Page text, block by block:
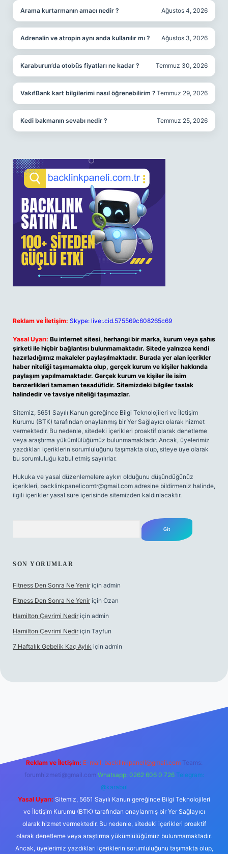
Arama kurtarmanın amacı nedir ? Ağustos 4, 2026
Adrenalin ve atropin aynı anda kullanılır mı ? Ağustos 3, 2026
Karaburun’da otobüs fiyatları ne kadar ? Temmuz 30, 2026
VakıfBank kart bilgilerimi nasıl öğrenebilirim ? Temmuz 29, 2026
Kedi bakmanın sevabı nedir ? Temmuz 25, 2026
Reklam ve İletişim: Skype: live:.cid.575569c608265c69
Yasal Uyarı: Bu internet sitesi, herhangi bir marka, kurum veya şahıs
şirketi ile hiçbir bağlantısı bulunmamaktadır. Sitede yalnızca kendi
hazırladığımız makaleler paylaşılmaktadır. Burada yer alan içerikler
haber niteliği taşımamakta olup, gerçek kurum ve kişiler hakkında
paylaşım yapılmamaktadır. Gerçek kurum ve kişiler ile isim
benzerlikleri tamamen tesadüfidir. Sitemizdeki bilgiler taslak
halindedir ve tavsiye niteliği taşımazlar.
Sitemiz, 5651 Sayılı Kanun gereğince Bilgi Teknolojileri ve İletişim
Kurumu (BTK) tarafından onaylanmış bir Yer Sağlayıcı olarak hizmet
vermektedir. Bu nedenle, sitedeki içerikleri proaktif olarak denetleme
veya araştırma yükümlülüğümüz bulunmamaktadır. Ancak, üyelerimiz
yazdıkları içeriklerin sorumluluğunu taşımakta olup, siteye üye olarak
bu sorumluluğu kabul etmiş sayılırlar.
Hukuka ve yasal düzenlemelere aykırı olduğunu düşündüğünüz
içerikleri, backlinkpanelicomtr@gmail.com adresine bildirmeniz halinde,
ilgili içerikler yasal süre içerisinde sitemizden kaldırılacaktır.
SON YORUMLAR
Fitness Den Sonra Ne Yenir için admin
Fitness Den Sonra Ne Yenir için Ozan
Hamilton Çevrimi Nedir için admin
Hamilton Çevrimi Nedir için Tayfun
7 Haftalık Gebelik Kaç Aylık için admin
Reklam ve İletişim: E-mail: backlinkpaneli@gmail.com Teams:
forumhizmeti@gmail.com Whatsapp: 0262 606 0 726 Telegram:
@karabul
Yasal Uyarı: Sitemiz, 5651 Sayılı Kanun gereğince Bilgi Teknolojileri
ve İletişim Kurumu (BTK) tarafından onaylanmış bir Yer Sağlayıcı
olarak hizmet vermektedir. Bu nedenle, sitedeki içerikleri proaktif
olarak denetleme veya araştırma yükümlülüğümüz bulunmamaktadır.
Ancak, üyelerimiz yazdıkları içeriklerin sorumluluğunu taşımakta olup,